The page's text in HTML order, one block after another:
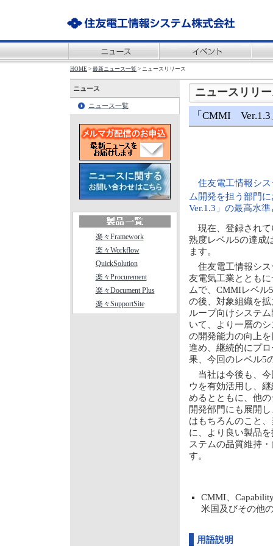
HOME > 最新ニュース一覧 > ニュースリリース
ニュース
ニュース一覧
楽々Framework
楽々Workflow
QuickSolution
楽々Procurement
楽々Document Plus
楽々SupportSite
ニュースリリ
「CMMI
住友電工情報シス
ム開発を担う部門
Ver.1.3」の最高水
現在、登録されて
熟度レベル5の達成
ます。
住友電工情報シス
友電気工業ととも
ムで、CMMIレベル
の後、対象組織を
ループ向けシステ
いて、より一層の
の開発能力の向上
進め、継続的にプ
果、今回のレベル5
当社は今後も、今
ウを有効活用し、
めるとともに、他
開発部門にも展開
はもちろんのこと
に、より良い製品
ステムの品質維持
す。
CMMI、
米国及びその他
用語説明